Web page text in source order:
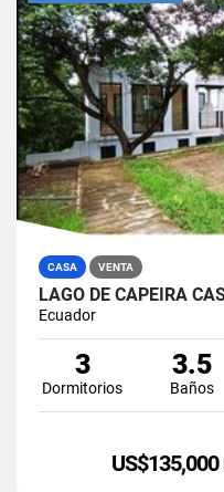
CASA VENTA
LAGO DE CAPEIRA
Ecuador
3
Dormitorios
3.5
Baños
US$135,000